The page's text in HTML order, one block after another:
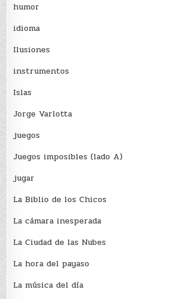
humor
idioma
Ilusiones
instrumentos
Islas
Jorge Varlotta
juegos
Juegos imposibles (lado A)
jugar
La Biblio de los Chicos
La cámara inesperada
La Ciudad de las Nubes
La hora del payaso
La música del día